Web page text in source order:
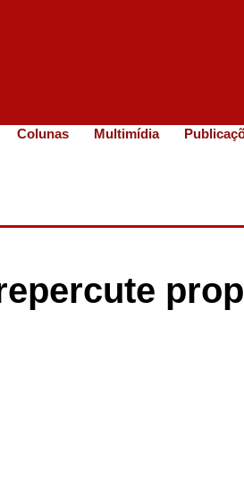
Colunas Multimídia